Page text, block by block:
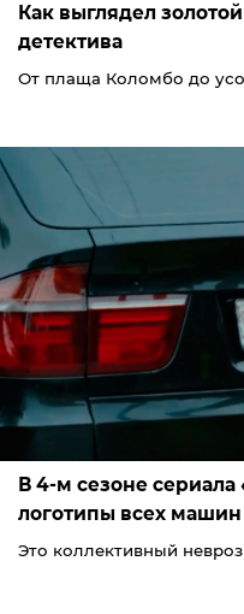
Как выглядел
детектива
От плаща Коломбо до
В 4-м сезоне
логотипы всех
Это коллективный